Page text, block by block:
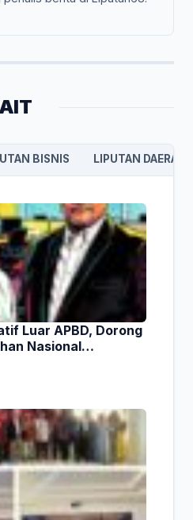
BISNIS LIPUTAN DAERAH
Luar APBD, Dorong
Nasional